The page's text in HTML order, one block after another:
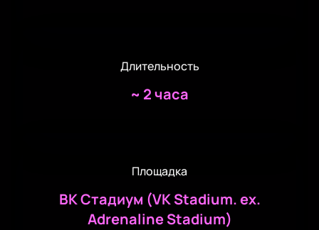
Длительность
~ 2 часа
Площадка
ВК Стадиум (VK Stadium. ex.
Adrenaline Stadium)